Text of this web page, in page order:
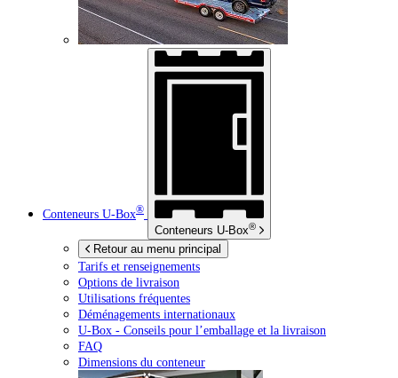
Conteneurs U-Box®
Conteneurs U-Box®
Retour au menu principal
Tarifs et renseignements
Options de livraison
Utilisations fréquentes
Déménagements internationaux
U-Box - Conseils pour l’emballage et la livraison
FAQ
Dimensions du conteneur